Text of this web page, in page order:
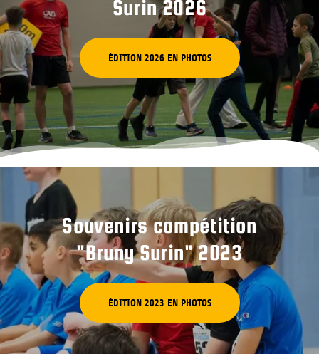
Surin 2026
ÉDITION 2026 EN PHOTOS
Souvenirs compétition
"Bruny Surin" 2023
ÉDITION 2023 EN PHOTOS